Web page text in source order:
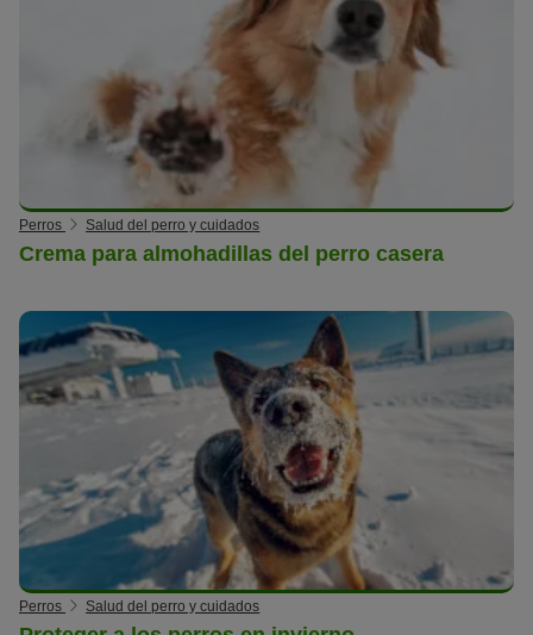
Perros Salud del perro y cuidados
Crema para almohadillas del perro casera
Perros Salud del perro y cuidados